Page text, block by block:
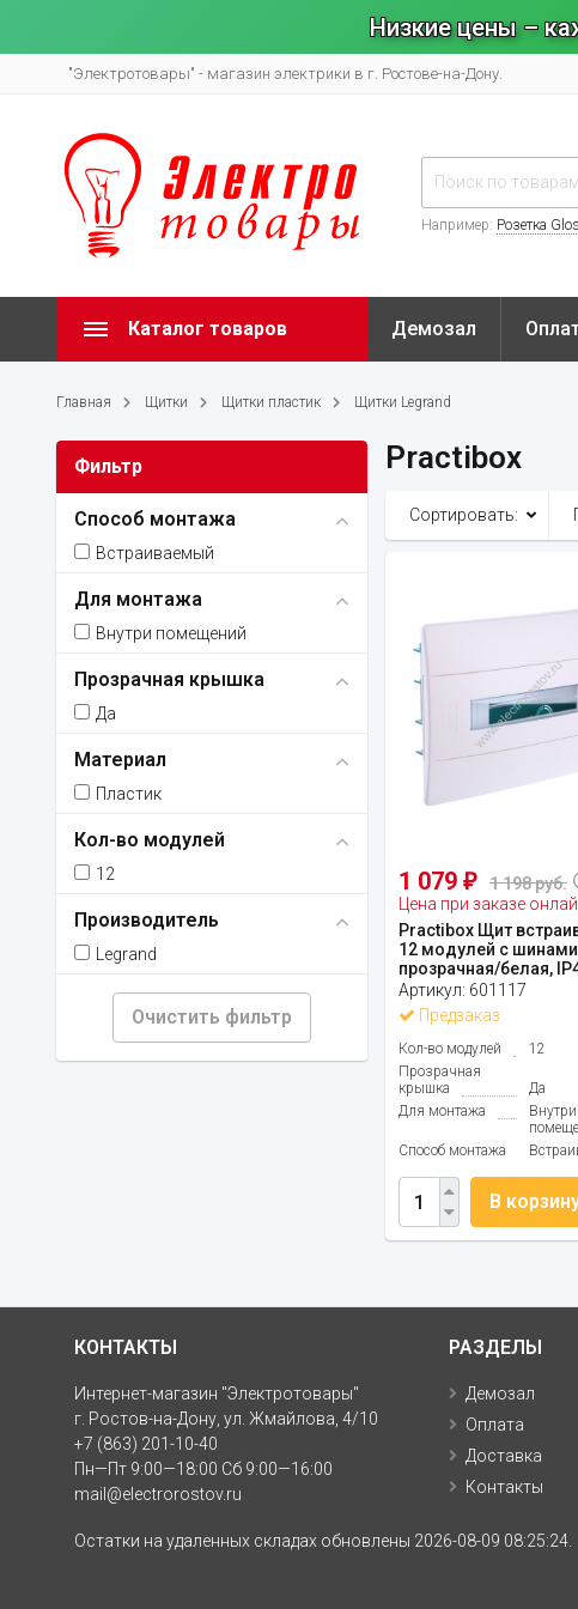
Низкие цены –
"Электротовары" - магазин электрики в г. Ростове-на-Дону.
Например: Розетка
Каталог товаров Демозал
Главная Щитки Щитки пластик Щитки Legrand
Фильтр
Способ монтажа
Встраиваемый
Для монтажа
Внутри помещений
Прозрачная крышка
Да
Материал
Пластик
Кол-во модулей
12
Производитель
Legrand
Очистить фильтр
Practibox
Сортировать:
1 079 ₽
1 198 руб.
Цена при заказе
Practibox Щит
12 модулей с
прозрачная/белая,
Артикул: 601117
Предзаказ
Кол-во модулей
12
Прозрачная
крышка
Да
Для монтажа
Внутри
Способ монтажа
В
КОНТАКТЫ
Интернет-магазин "Электротовары"
г. Ростов-на-Дону, ул. Жмайлова, 4/10
+7 (863) 201-10-40
Пн—Пт 9:00—18:00 Сб 9:00—16:00
mail@electrorostov.ru
РАЗДЕЛЫ
Демозал
Оплата
Доставка
Контакты
Остатки на удаленных складах обновлены 2026-08-09 08:25:24.